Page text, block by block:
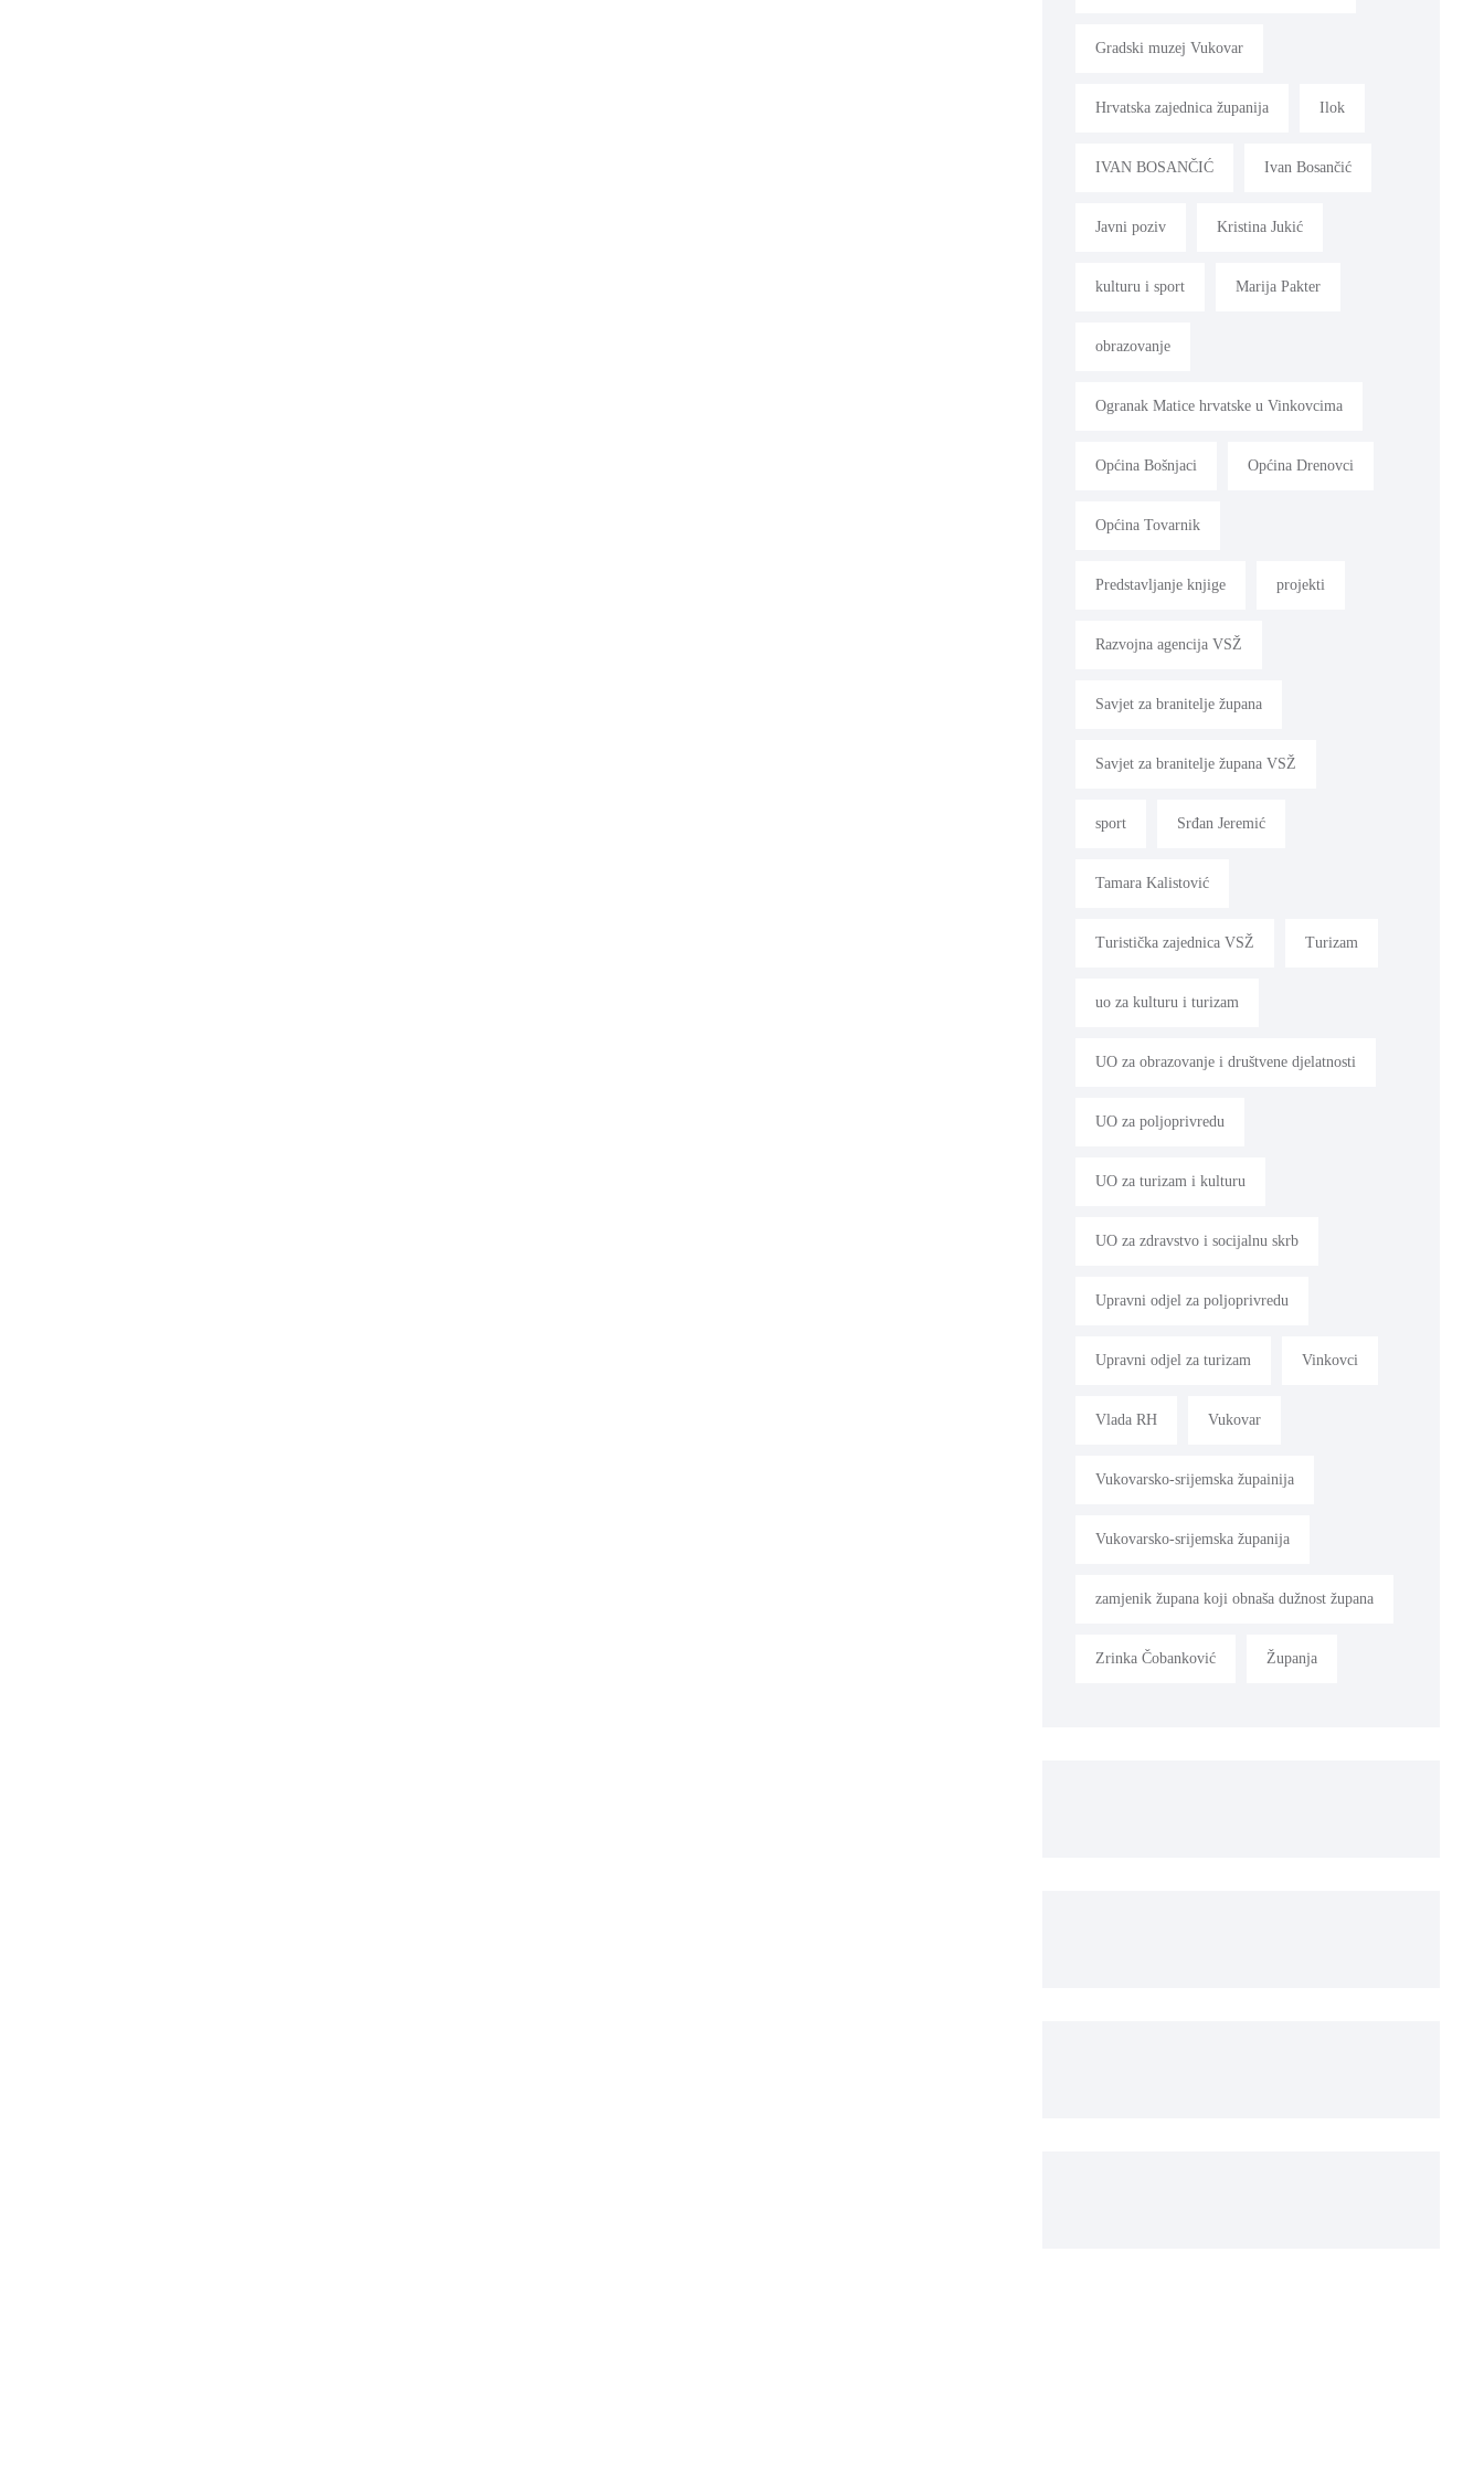
Gradski muzej Vukovar
Hrvatska zajednica županija Ilok
IVAN BOSANČIĆ Ivan Bosančić
Javni poziv Kristina Jukić
kulturu i sport Marija Pakter
obrazovanje
Ogranak Matice hrvatske u Vinkovcima
Općina Bošnjaci Općina Drenovci
Općina Tovarnik
Predstavljanje knjige projekti
Razvojna agencija VSŽ
Savjet za branitelje župana
Savjet za branitelje župana VSŽ
sport Srđan Jeremić
Tamara Kalistović
Turistička zajednica VSŽ Turizam
uo za kulturu i turizam
UO za obrazovanje i društvene djelatnosti
UO za poljoprivredu
UO za turizam i kulturu
UO za zdravstvo i socijalnu skrb
Upravni odjel za poljoprivredu
Upravni odjel za turizam Vinkovci
Vlada RH Vukovar
Vukovarsko-srijemska župainija
Vukovarsko-srijemska županija
zamjenik župana koji obnaša dužnost župana
Zrinka Čobanković Županja